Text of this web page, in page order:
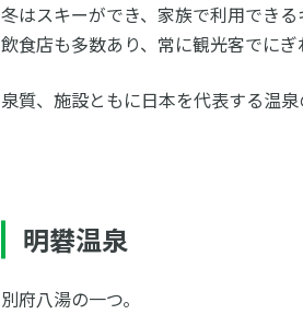
冬はスキーができ、家族で利用でき
飲食店も多数あり、常に観光客でにぎ
泉質、施設ともに日本を代表する温
明礬温泉
別府八湯の一つ。